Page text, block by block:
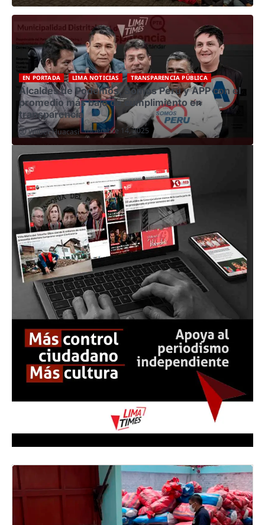
EN PORTADA LIMA NOTICIAS TRANSPARENCIA PÚBLICA
Alcaldes de Podemos, Somos Perú y APP con el
promedio más bajo de cumplimiento en
transparencia
Wilber Huacasi diciembre 14, 2025